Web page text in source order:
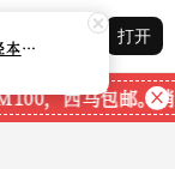
打开
，西马包邮。消